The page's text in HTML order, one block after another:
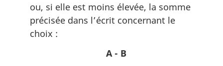
ou, si elle est moins élevée, la somme
précisée dans l’écrit concernant le
choix :
A - B